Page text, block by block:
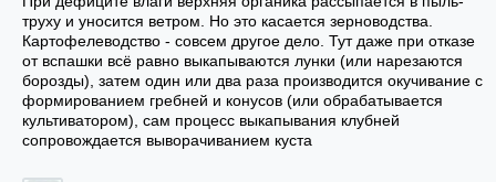
труху и уносится ветром. Но это касается зерноводства.
Картофелеводство - совсем другое дело. Тут даже при отказе
от вспашки всё равно выкапываются лунки (или нарезаются
борозды), затем один или два раза производится окучивание с
формированием гребней и конусов (или обрабатывается
культиватором), сам процесс выкапывания клубней
сопровождается выворачиванием куста